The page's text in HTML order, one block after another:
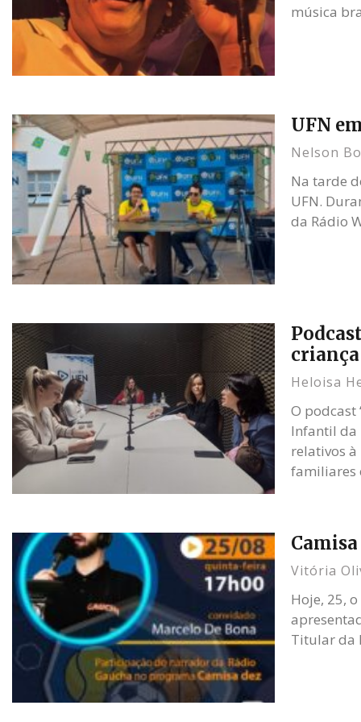
música
UFN
Nelson
Na tarde
UFN.
da Rádio
criança
Heloisa
O podcast
Infantil da
relativos
familiares
Vitória
Hoje, 25,
Titular da